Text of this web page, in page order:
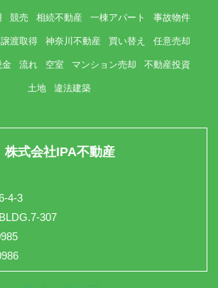
競売 相続不動産 一棟アパート 事故物件
譲渡取得 神奈川不動産 買い替え 任意売却
流れ 空室 マンション売却 不動産投資
土地 違法建築
株式会社IPA不動産
4-3
307